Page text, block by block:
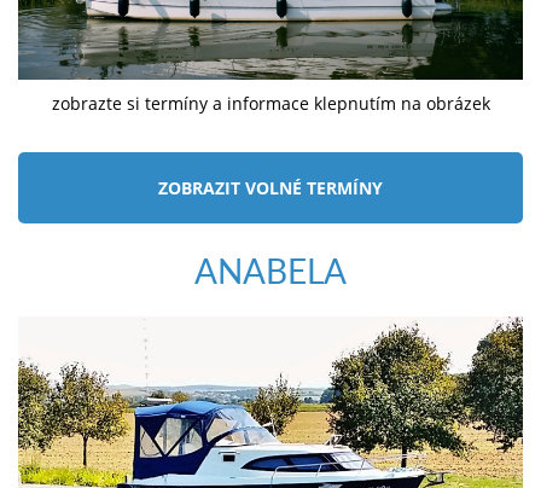
zobrazte si termíny a informace klepnutím na obrázek
ZOBRAZIT VOLNÉ TERMÍNY
ANABELA